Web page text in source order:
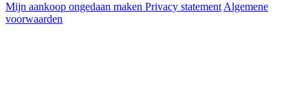
Mijn aankoop ongedaan maken Privacy statementAlgemene
voorwaarden